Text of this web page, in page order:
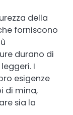
della
forniscono
durano di
I
esigenze
di mina,
sia la